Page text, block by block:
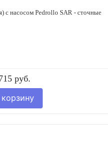
с насосом Pedrollo SAR - сточные
руб.